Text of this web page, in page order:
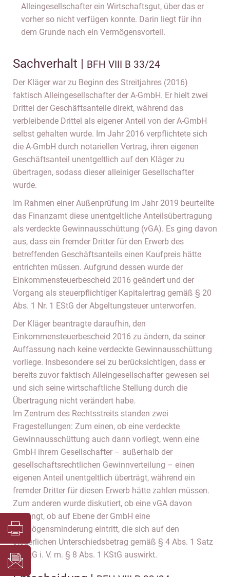
Alleingesellschafter ein Wirtschaftsgut, über das er
vorher so nicht verfügen konnte. Darin liegt für ihn
dem Grunde nach ein Vermögensvorteil.
Sachverhalt | BFH VIII B 33/24
Der Kläger war zu Beginn des Streitjahres (2016)
faktisch Alleingesellschafter der A-GmbH. Er hielt zwei
Drittel der Geschäftsanteile direkt, während das
verbleibende Drittel als eigener Anteil von der A-GmbH
selbst gehalten wurde. Im Jahr 2016 verpflichtete sich
die A-GmbH durch notariellen Vertrag, ihren eigenen
Geschäftsanteil unentgeltlich auf den Kläger zu
übertragen, sodass dieser alleiniger Gesellschafter
wurde.
Im Rahmen einer Außenprüfung im Jahr 2019 beurteilte
das Finanzamt diese unentgeltliche Anteilsübertragung
als verdeckte Gewinnausschüttung (vGA). Es ging davon
aus, dass ein fremder Dritter für den Erwerb des
betreffenden Geschäftsanteils einen Kaufpreis hätte
entrichten müssen. Aufgrund dessen wurde der
Einkommensteuerbescheid 2016 geändert und der
Vorgang als steuerpflichtiger Kapitalertrag gemäß § 20
Abs. 1 Nr. 1 EStG der Abgeltungsteuer unterworfen.
Der Kläger beantragte daraufhin, den
Einkommensteuerbescheid 2016 zu ändern, da seiner
Auffassung nach keine verdeckte Gewinnausschüttung
vorliege. Insbesondere sei zu berücksichtigen, dass er
bereits zuvor faktisch Alleingesellschafter gewesen sei
und sich seine wirtschaftliche Stellung durch die
Übertragung nicht verändert habe.
Im Zentrum des Rechtsstreits standen zwei
Fragestellungen: Zum einen, ob eine verdeckte
Gewinnausschüttung auch dann vorliegt, wenn eine
GmbH ihrem Gesellschafter – außerhalb der
gesellschaftsrechtlichen Gewinnverteilung – einen
eigenen Anteil unentgeltlich überträgt, während ein
fremder Dritter für diesen Erwerb hätte zahlen müssen.
Zum anderen wurde diskutiert, ob eine vGA davon
abhängt, ob auf Ebene der GmbH eine
Vermögensminderung eintritt, die sich auf den
steuerlichen Unterschiedsbetrag gemäß § 4 Abs. 1 Satz
1 EStG i. V. m. § 8 Abs. 1 KStG auswirkt.